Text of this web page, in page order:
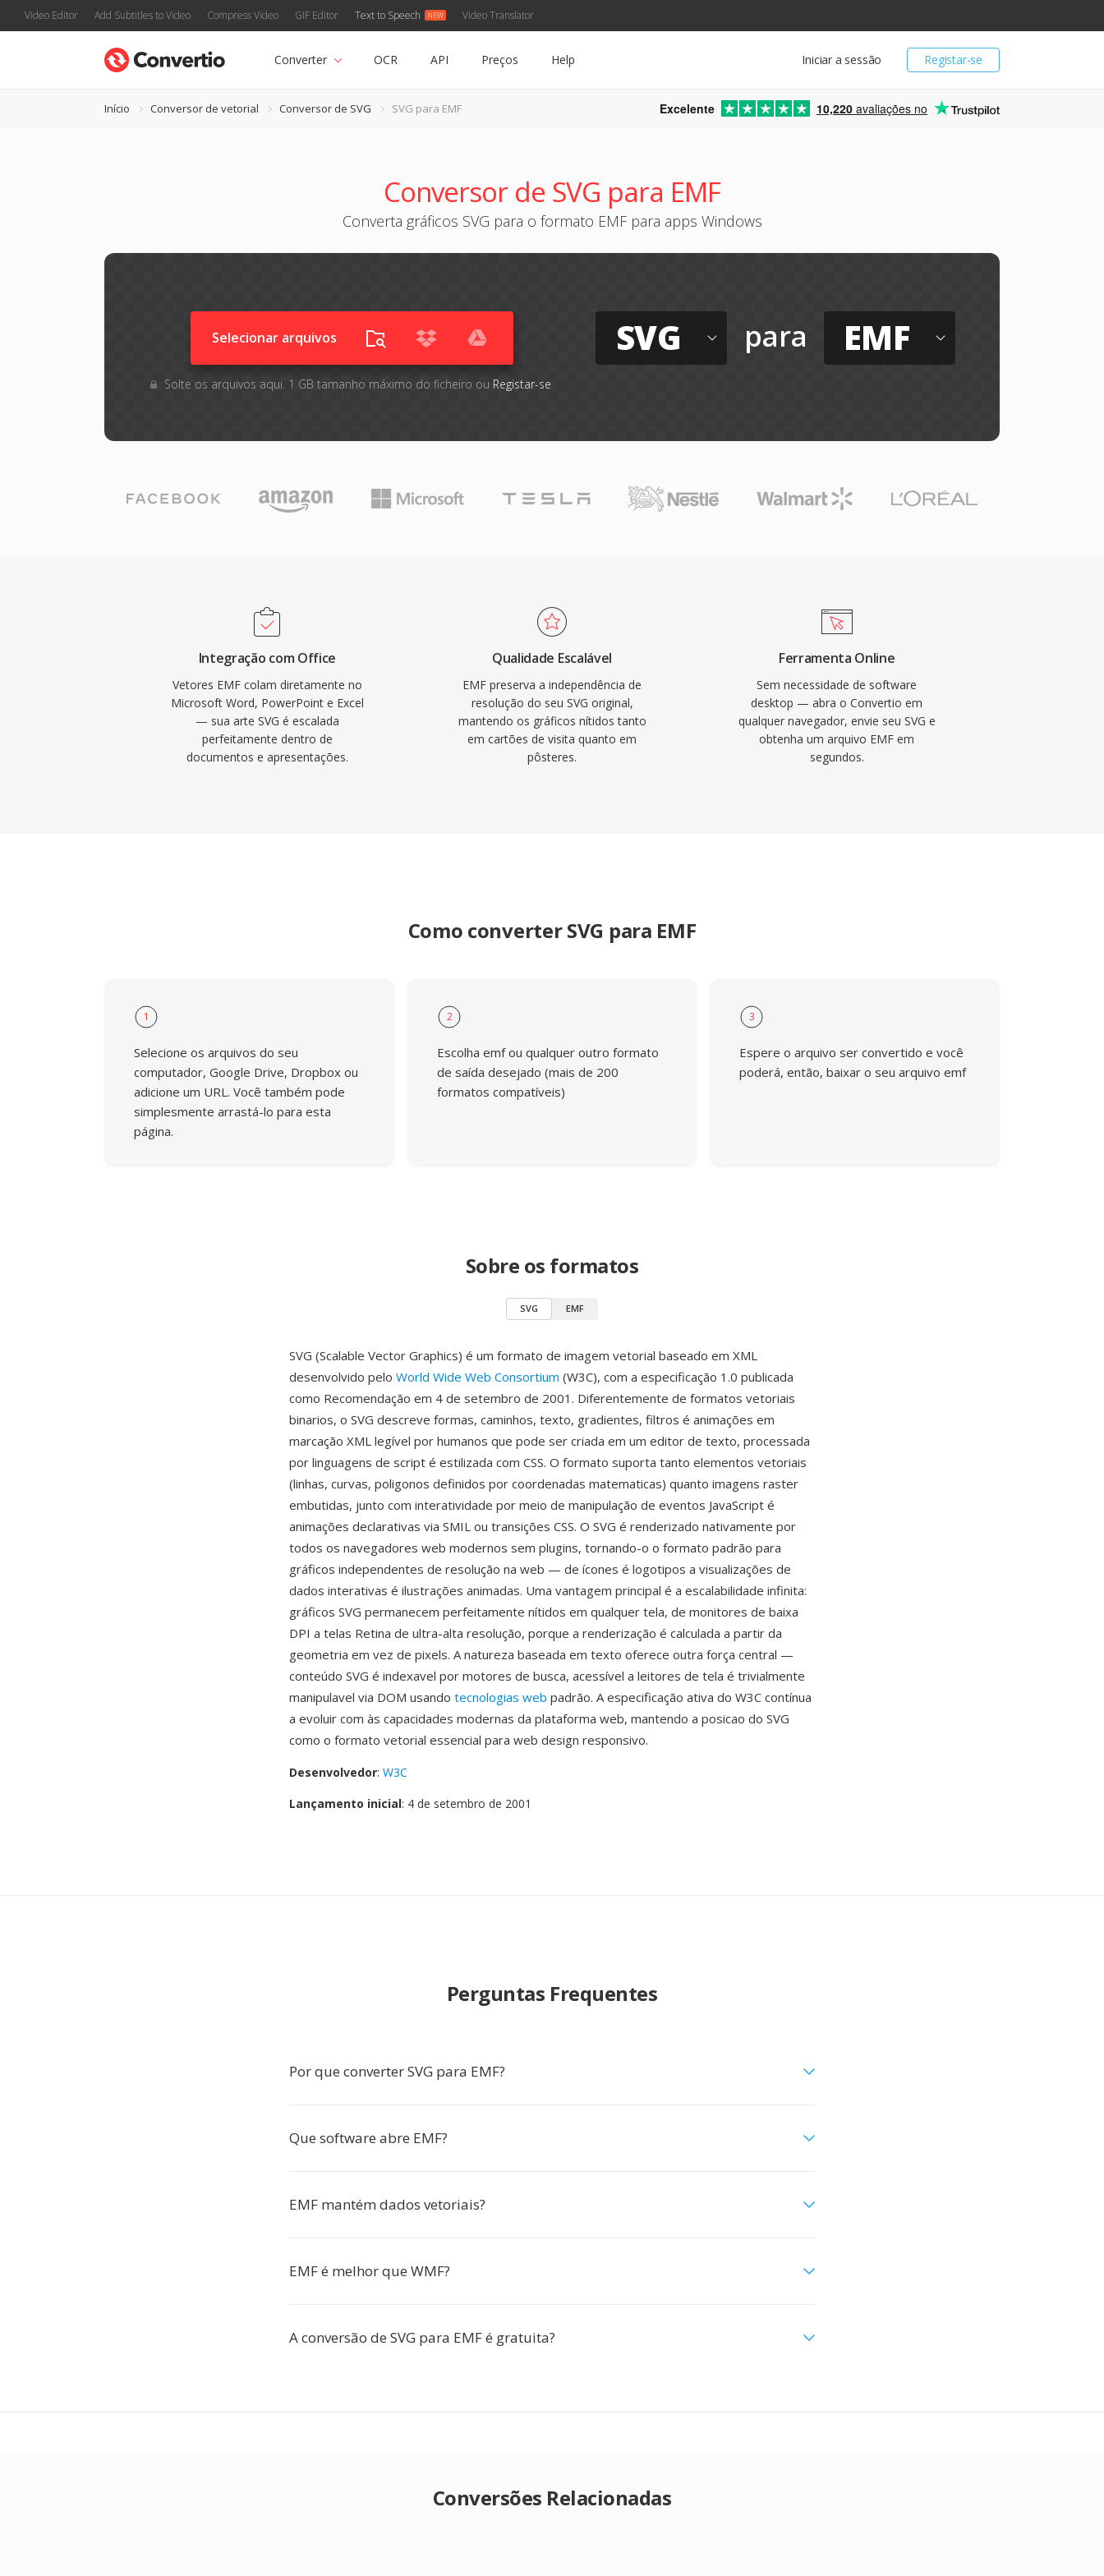
Video Editor Add Subtitles to Video Compress Video GIF Editor Text to Speech Video Translator
Registar-se
Iniciar a sessão
Converter OCR API Preços Help
Início Conversor de vetorial Conversor de SVG SVG para EMF Excelente 10,220 avaliações no
Conversor de SVG para EMF
Converta gráficos SVG para o formato EMF para apps Windows
Selecionar arquivos
Solte os arquivos aqui. 1 GB tamanho máximo do ficheiro ou Registar-se
SVG para EMF
Integração com Office
Vetores EMF colam diretamente no
Microsoft Word, PowerPoint e Excel
— sua arte SVG é escalada
perfeitamente dentro de
documentos e apresentações.
Qualidade Escalável
EMF preserva a independência de
resolução do seu SVG original,
mantendo os gráficos nítidos tanto
em cartões de visita quanto em
pôsteres.
Ferramenta Online
Sem necessidade de software
desktop — abra o Convertio em
qualquer navegador, envie seu SVG e
obtenha um arquivo EMF em
segundos.
Como converter SVG para EMF
1
Selecione os arquivos do seu
computador, Google Drive, Dropbox ou
adicione um URL. Você também pode
simplesmente arrastá-lo para esta
página.
2
Escolha emf ou qualquer outro formato
de saída desejado (mais de 200
formatos compatíveis)
3
Espere o arquivo ser convertido e você
poderá, então, baixar o seu arquivo emf
Sobre os formatos
SVG EMF
SVG (Scalable Vector Graphics) é um formato de imagem vetorial baseado em XML
desenvolvido pelo World Wide Web Consortium (W3C), com a especificação 1.0 publicada
como Recomendação em 4 de setembro de 2001. Diferentemente de formatos vetoriais
binarios, o SVG descreve formas, caminhos, texto, gradientes, filtros é animações em
marcação XML legível por humanos que pode ser criada em um editor de texto, processada
por linguagens de script é estilizada com CSS. O formato suporta tanto elementos vetoriais
(linhas, curvas, poligonos definidos por coordenadas matematicas) quanto imagens raster
embutidas, junto com interatividade por meio de manipulação de eventos JavaScript é
animações declarativas via SMIL ou transições CSS. O SVG é renderizado nativamente por
todos os navegadores web modernos sem plugins, tornando-o o formato padrão para
gráficos independentes de resolução na web — de ícones é logotipos a visualizações de
dados interativas é ilustrações animadas. Uma vantagem principal é a escalabilidade infinita:
gráficos SVG permanecem perfeitamente nítidos em qualquer tela, de monitores de baixa
DPI a telas Retina de ultra-alta resolução, porque a renderização é calculada a partir da
geometria em vez de pixels. A natureza baseada em texto oferece outra força central —
conteúdo SVG é indexavel por motores de busca, acessível a leitores de tela é trivialmente
manipulavel via DOM usando tecnologias web padrão. A especificação ativa do W3C contínua
a evoluir com às capacidades modernas da plataforma web, mantendo a posicao do SVG
como o formato vetorial essencial para web design responsivo.
Desenvolvedor: W3C
Lançamento inicial: 4 de setembro de 2001
Perguntas Frequentes
Por que converter SVG para EMF?
Que software abre EMF?
EMF mantém dados vetoriais?
EMF é melhor que WMF?
A conversão de SVG para EMF é gratuita?
Conversões Relacionadas